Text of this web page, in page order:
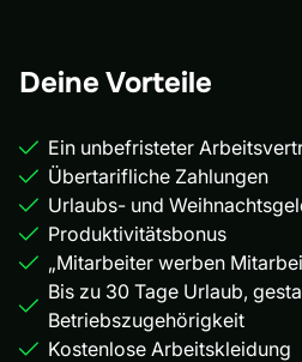
Deine Vorteile
Ein unbefristeter
Übertarifliche Zahlungen
Urlaubs- und
Produktivitätsbonus
„Mitarbeiter werben
Bis zu 30 Tage Urlaub,
Betriebszugehörigkeit
Kostenlose Arbeitskleidung